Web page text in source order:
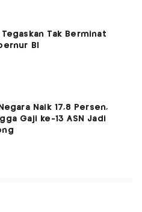
Tegaskan Tak Berminat
BI
Naik 17,8 Persen,
Gaji ke-13 ASN Jadi